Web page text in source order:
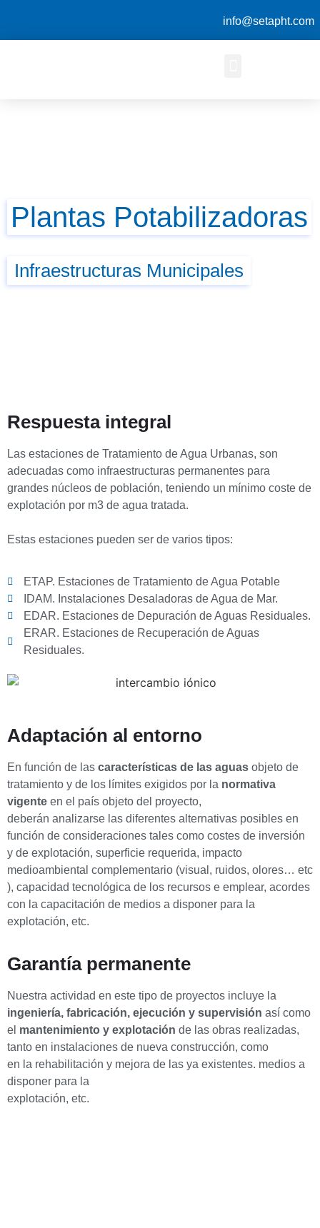
info@setapht.com
Plantas Potabilizadoras
Infraestructuras Municipales
Respuesta integral
Las estaciones de Tratamiento de Agua Urbanas, son
adecuadas como infraestructuras permanentes para
grandes núcleos de población, teniendo un mínimo coste de
explotación por m3 de agua tratada.
Estas estaciones pueden ser de varios tipos:
ETAP. Estaciones de Tratamiento de Agua Potable
IDAM. Instalaciones Desaladoras de Agua de Mar.
EDAR. Estaciones de Depuración de Aguas Residuales.
ERAR. Estaciones de Recuperación de Aguas
Residuales.
Adaptación al entorno
En función de las características de las aguas objeto de
tratamiento y de los límites exigidos por la normativa
vigente en el país objeto del proyecto,
deberán analizarse las diferentes alternativas posibles en
función de consideraciones tales como costes de inversión
y de explotación, superficie requerida, impacto
medioambiental complementario (visual, ruidos, olores… etc
), capacidad tecnológica de los recursos e emplear, acordes
con la capacitación de medios a disponer para la
explotación, etc.
Garantía permanente
Nuestra actividad en este tipo de proyectos incluye la
ingeniería, fabricación, ejecución y supervisión así como
el mantenimiento y explotación de las obras realizadas,
tanto en instalaciones de nueva construcción, como
en la rehabilitación y mejora de las ya existentes. medios a
disponer para la
explotación, etc.